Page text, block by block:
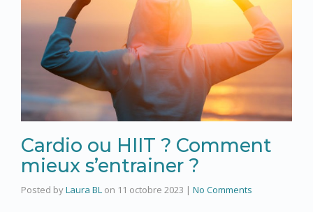
Cardio ou HIIT ? Comment
mieux s’entrainer ?
Posted byLaura BL on 11 octobre 2023 | No Comments